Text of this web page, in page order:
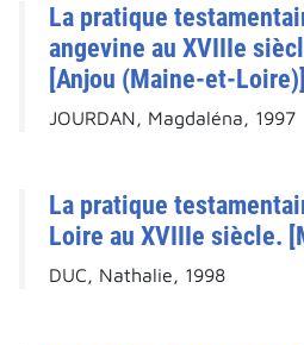
La pratique
angevine au XVIIIe
[Anjou (Maine-et-
JOURDAN, Magdaléna, 1997
La pratique
Loire au XVIIIe siècle.
DUC, Nathalie, 1998